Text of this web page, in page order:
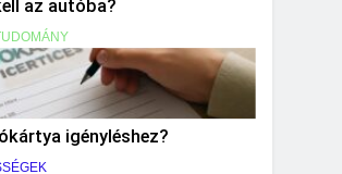
az autóba?
igényléshez?